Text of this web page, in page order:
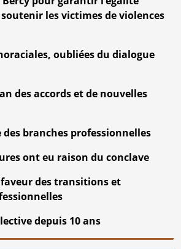
les victimes de violences
oubliées du dialogue
des accords et de nouvelles
branches professionnelles
ont eu raison du conclave
faveur des transitions et
depuis 10 ans